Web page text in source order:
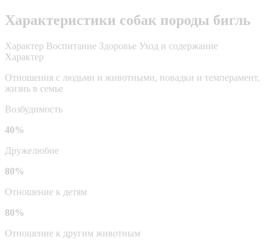
Характеристики собак породы бигль
Характер Воспитание Здоровье Уход и содержание
Характер
Отношения с людьми и животными, повадки и темперамент,
жизнь в семье
Возбудимость
40%
Дружелюбие
80%
Отношение к детям
80%
Отношение к другим животным